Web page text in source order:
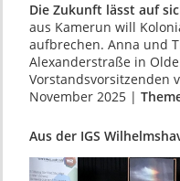
Die Zukunft lässt auf
aus Kamerun will
aufbrechen. Anna und
Alexanderstraße in
Vorstands­vorsitzenden
November 2025 |
Aus der IGS